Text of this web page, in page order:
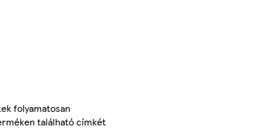
folyamatosan
található címkét